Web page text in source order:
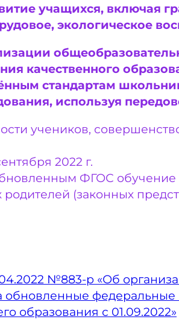
учащихся, включая
экологическое
качественного
стандартам
используя
учеников,
2022 г.
ФГОС
(законных
№883-р «Об
обновленные федеральные
образования с 01.09.2022»